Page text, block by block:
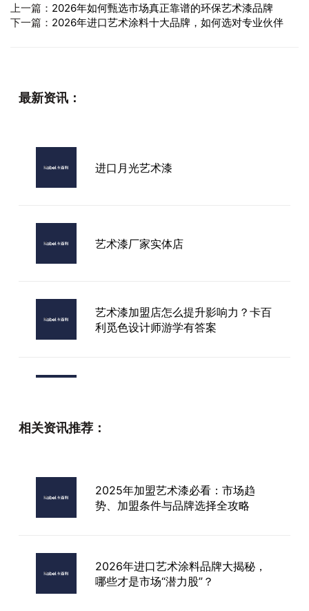
上一篇： 2026年如何甄选市场真正靠谱的环保艺术漆品牌
下一篇： 2026年进口艺术涂料十大品牌，如何选对专业伙伴
最新资讯：
进口月光艺术漆
艺术漆厂家实体店
艺术漆加盟店怎么提升影响力？卡百
利觅色设计师游学有答案
相关资讯推荐：
2025年加盟艺术漆必看：市场趋
势、加盟条件与品牌选择全攻略
2026年进口艺术涂料品牌大揭秘，
哪些才是市场“潜力股”？